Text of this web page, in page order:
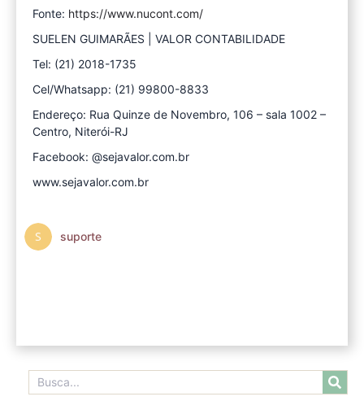
Fonte: https://www.nucont.com/
SUELEN GUIMARÃES | VALOR CONTABILIDADE
Tel: (21) 2018-1735
Cel/Whatsapp: (21) 99800-8833
Endereço: Rua Quinze de Novembro, 106 – sala 1002 –
Centro, Niterói-RJ
Facebook: @sejavalor.com.br
www.sejavalor.com.br
suporte